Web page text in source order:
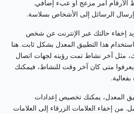
أمر مزعج أو عبء إضافي.
الرسائل إلى الأشخاص بسلاسة.
إخفاء حالتك عبر الإنترنت عن شخص
هذا التطبيق المعدل بشكل ثابت. هنا
مثل آخر نشاط تمت رؤيته لجهات اتصال
يعرفوا متى كان آخر وقت للنشاط، فيمكنك
المعدل، يمكنك تخصيص إعدادات
من إخفاء العلامات الزرقاء إلى العلامات